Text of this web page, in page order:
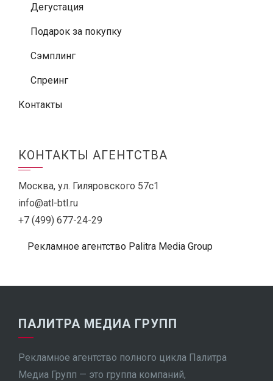
Дегустация
Подарок за покупку
Сэмплинг
Спреинг
Контакты
КОНТАКТЫ АГЕНТСТВА
Москва, ул. Гиляровского 57с1
info@atl-btl.ru
+7 (499) 677-24-29
Рекламное агентство Palitra Media Group
ПАЛИТРА МЕДИА ГРУПП
Рекламное агентство полного цикла Палитра
Медиа Групп — это группа компаний,